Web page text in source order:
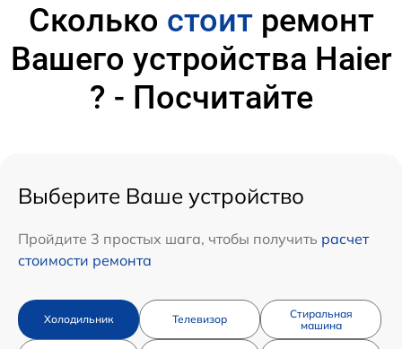
Сколько стоитремонт
Вашего устройства Haier
? - Посчитайте
Выберите Ваше устройство
Пройдите 3 простых шага, чтобы получить расчет
стоимости ремонта
Холодильник Телевизор
Стиральная
машина